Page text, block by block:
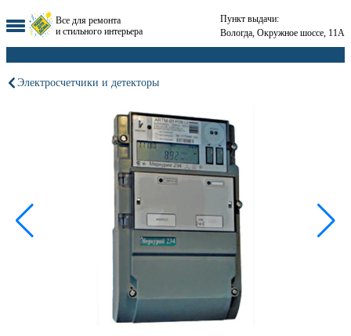
Все для ремонта
и стильного интерьера
Пункт выдачи:
Вологда, Окружное шоссе, 11А
Электросчетчики и детекторы